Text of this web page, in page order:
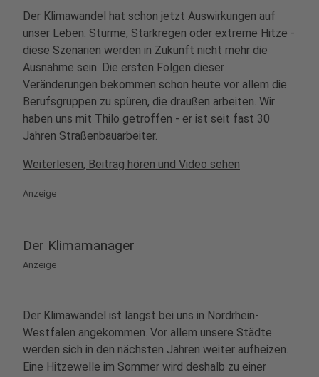
Der Klimawandel hat schon jetzt Auswirkungen auf
unser Leben: Stürme, Starkregen oder extreme Hitze -
diese Szenarien werden in Zukunft nicht mehr die
Ausnahme sein. Die ersten Folgen dieser
Veränderungen bekommen schon heute vor allem die
Berufsgruppen zu spüren, die draußen arbeiten. Wir
haben uns mit Thilo getroffen - er ist seit fast 30
Jahren Straßenbauarbeiter.
Weiterlesen, Beitrag hören und Video sehen
Anzeige
Der Klimamanager
Anzeige
Der Klimawandel ist längst bei uns in Nordrhein-
Westfalen angekommen. Vor allem unsere Städte
werden sich in den nächsten Jahren weiter aufheizen.
Eine Hitzewelle im Sommer wird deshalb zu einer